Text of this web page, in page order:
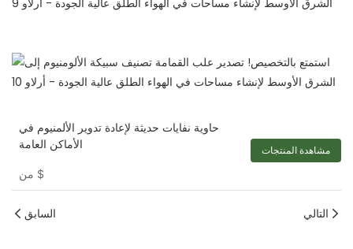
حاوية نفايات حديثة لإعادة تدوير الألمنيوم في
الأماكن العامة
$
مشاهدة المنتجات
السابق التالي